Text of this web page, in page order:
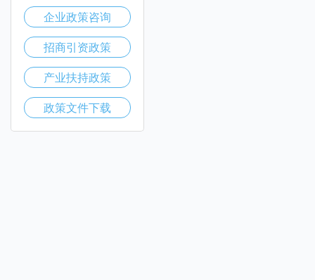
企业政策咨询
招商引资政策
产业扶持政策
政策文件下载